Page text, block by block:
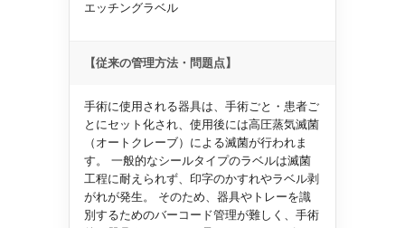
エッチングラベル
【従来の管理方法・問題点】
手術に使用される器具は、手術ごと・患者ご
とにセット化され、使用後には高圧蒸気滅菌
（オートクレーブ）による滅菌が行われま
す。 一般的なシールタイプのラベルは滅菌
工程に耐えられず、印字のかすれやラベル剥
がれが発生。 そのため、器具やトレーを識
別するためのバーコード管理が難しく、手術